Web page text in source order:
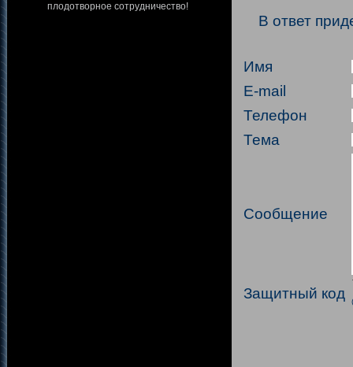
плодотворное сотрудничество!
В ответ
Имя
E-mail
Телефон
Тема
Сообщение
Защитный код